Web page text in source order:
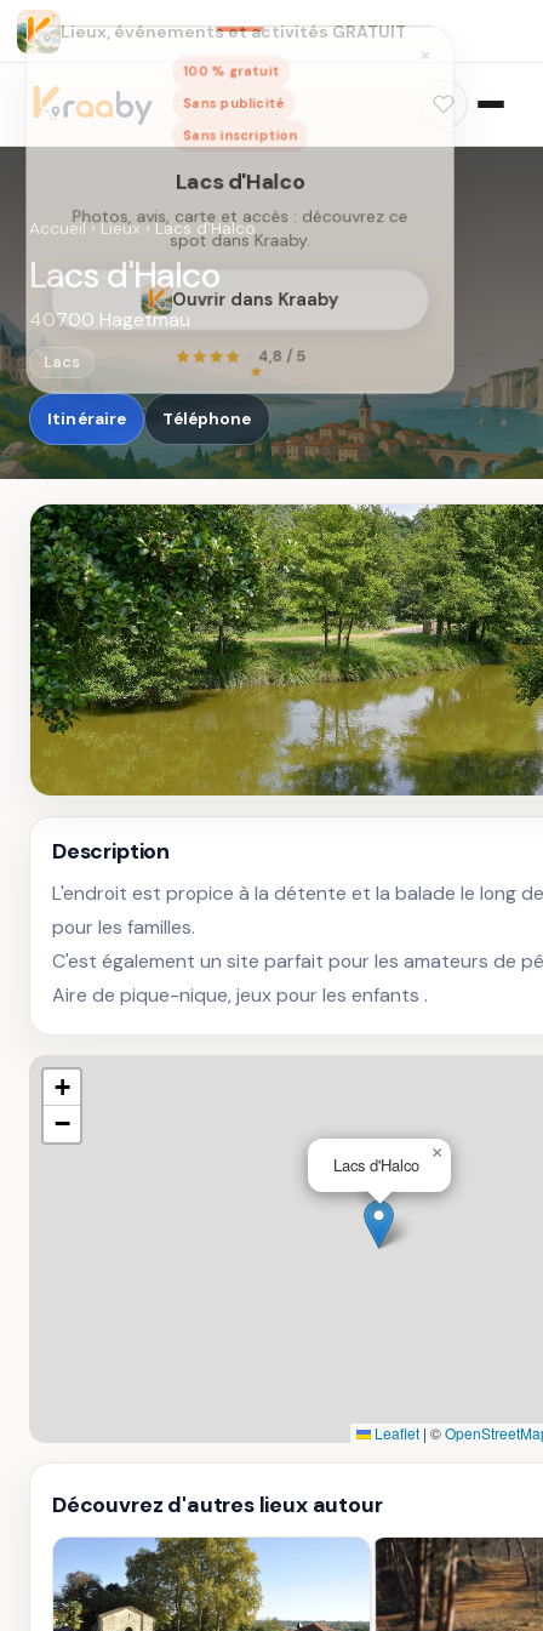
Lieux, événements et activités GRATUIT
×
100 % gratuit
Sans publicité
Sans inscription
Lacs d'Halco
Photos, avis, carte et accès : découvrez ce
spot dans Kraaby.
Ouvrir dans Kraaby
4,8 / 5
Accueil›Lieux›Lacs d'Halco
Lacs d'Halco
40700 Hagetmau
Lacs
Itinéraire Téléphone
Description
L'endroit est propice à la détente et la balade le long
pour les familles.
C'est également un site parfait pour les amateurs de
Aire de pique-nique, jeux pour les enfants .
Lacs d'Halco
×
+
−
Leaflet | ©
Découvrez d'autres lieux autour